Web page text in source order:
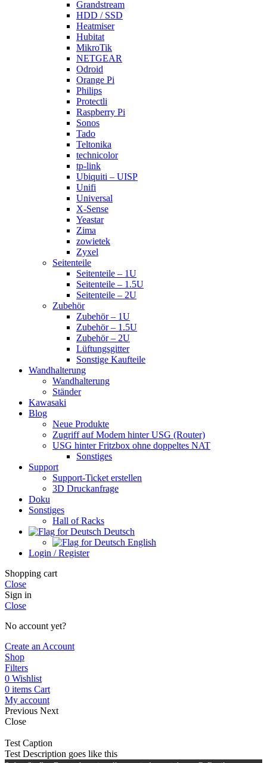
Grandstream
HDD / SSD
Heatmiser
Hubitat
MikroTik
NETGEAR
Odroid
Orange Pi
Philips
Protectli
Raspberry Pi
Sonos
Tado
Teltonika
technicolor
tp-link
Ubiquiti – UISP
Unifi
Universal
X-Sense
Yeastar
Zima
zowietek
Zyxel
Seitenteile
Seitenteile – 1U
Seitenteile – 1.5U
Seitenteile – 2U
Zubehör
Zubehör – 1U
Zubehör – 1.5U
Zubehör – 2U
Lüftungsgitter
Sonstige Kaufteile
Wandhalterung
Wandhalterung
Ständer
Kawasaki
Blog
Neue Produkte
Zugriff auf Modem hinter USG (Router)
USG hinter Fritzbox ohne doppeltes NAT
Sonstiges
Support
Support-Ticket erstellen
3D Druckanfrage
Doku
Sonstiges
Hall of Racks
Deutsch
English
Login / Register
Shopping cart
Close
Sign in
Close
No account yet?
Create an Account
Shop
Filters
0 Wishlist
0 items Cart
My account
Previous Next
Close
Test Caption
Test Description goes like this